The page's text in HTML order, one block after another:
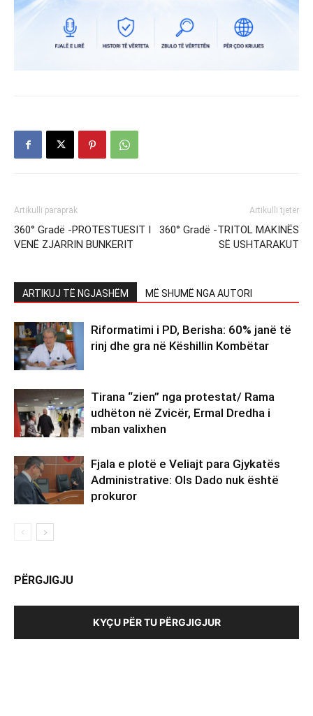
Artikulli paraprak
360° Gradë -PROTESTUESIT I
VENË ZJARRIN BUNKERIT
Artikulli tjetër
360° Gradë -TRITOL MAKINËS
SË USHTARAKUT
ARTIKUJ TË NGJASHËM MË SHUMË NGA AUTORI
Riformatimi i PD, Berisha: 60% janë të
rinj dhe gra në Këshillin Kombëtar
Tirana “zien” nga protestat/ Rama
udhëton në Zvicër, Ermal Dredha i
mban valixhen
Fjala e plotë e Veliajt para Gjykatës
Administrative: Ols Dado nuk është
prokuror
PËRGJIGJU
KYÇU PËR TU PËRGJIGJUR